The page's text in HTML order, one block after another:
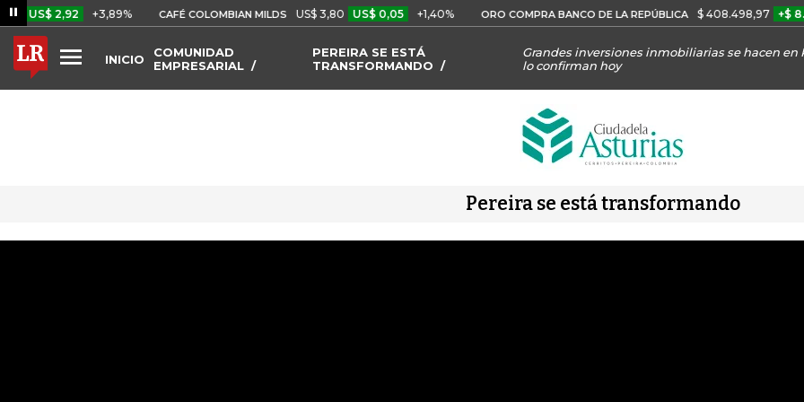
2,92 +3,89% CAFÉ COLOMBIAN MILDS US$ 3,80 US$ 0,05 +1,40% ORO COMPRA BANCO DE LA REPÚBLICA $ 408.498,97 +$ 8.753,81
INICIO
COMUNIDAD
EMPRESARIAL
PEREIRA SE ESTÁ
TRANSFORMANDO
Grandes inversiones inmobiliarias se hacen en
lo confirman hoy
Pereira se está transformando